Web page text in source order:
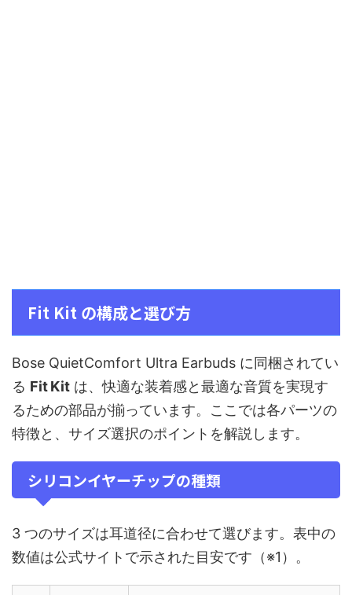
Fit Kit の構成と選び方
Bose QuietComfort Ultra Earbuds に同梱されてい
る Fit Kit は、快適な装着感と最適な音質を実現す
るための部品が揃っています。ここでは各パーツの
特徴と、サイズ選択のポイントを解説します。
シリコンイヤーチップの種類
3 つのサイズは耳道径に合わせて選びます。表中の
数値は公式サイトで示された目安です（※1）。